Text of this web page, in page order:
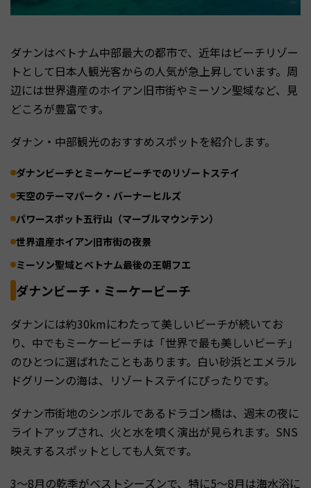
ダナンはベトナム中部最大の都市で、近年はビーチリゾー
トとして日本人観光客からの人気が急上昇しています。周
辺には世界遺産のホイアン旧市街やミーソン聖域など、見
どころが豊富です。
ダナン・中部観光のおすすめスポットを紹介します。
ダナンビーチとミーケービーチでのリゾートステイ
天空のテーマパーク・バーナーヒルズ
パワースポット五行山（マーブルマウンテン）
世界遺産ホイアン旧市街の夜景
ミーソン聖域とベトナム最後の王朝フエ
ダナンビーチ・ミーケービーチ
ダナンには約30kmにわたって美しいビーチが続いてお
り、中でもミーケービーチは「世界で最も美しいビーチ」
のひとつに選ばれたこともあります。白い砂浜とエメラル
ドグリーンの海は、リゾートステイにぴったりです。
ダナン市街地のシンボルであるドラゴン橋は、週末の夜に
ライトアップされ、火と水を噴く演出が見られます。SNS
映えするスポットとしても人気です。
3〜8月の乾季がベストシーズンで、特に5〜8月は海水浴に